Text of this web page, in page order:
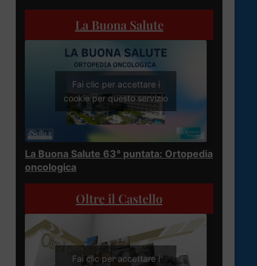
La Buona Salute
Fai clic per accettare i
cookie per questo servizio
La Buona Salute 63° puntata: Ortopedia
oncologica
Oltre il Castello
Fai clic per accettare i